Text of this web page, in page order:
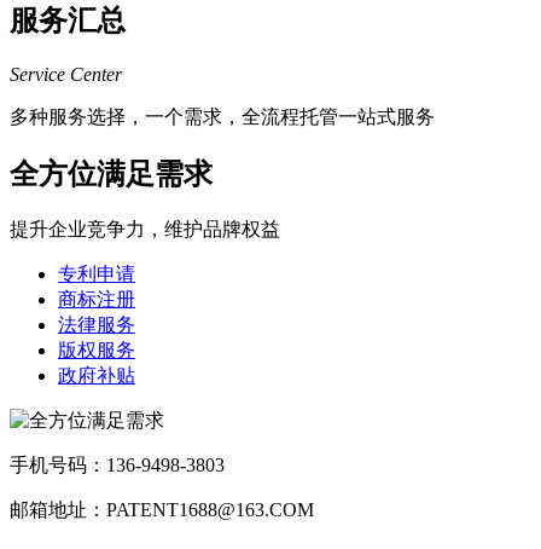
服务汇总
Service Center
多种服务选择，一个需求，全流程托管一站式服务
全方位满足需求
提升企业竞争力，维护品牌权益
专利申请
商标注册
法律服务
版权服务
政府补贴
手机号码：136-9498-3803
邮箱地址：PATENT1688@163.COM